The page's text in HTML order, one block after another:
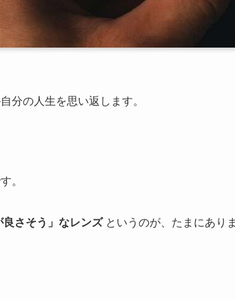
分の人生を思い返します。
。
良さそう」なレンズというのが、たまにありま